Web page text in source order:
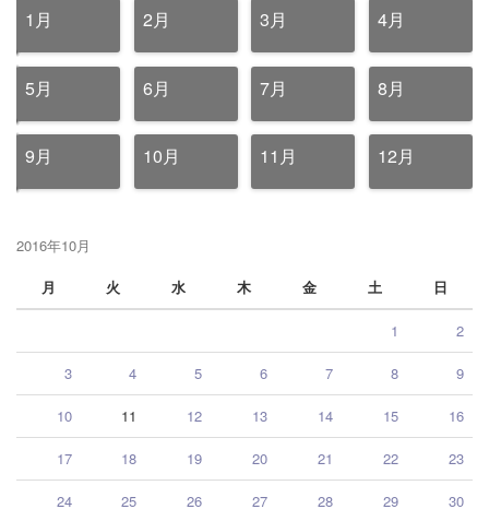
1月 2月 3月 4月
5月 6月 7月 8月
9月 10月 11月 12月
2016年10月
月
火 水 木 金 土 日
1 2
3 4 5 6 7 8 9
10 11 12 13 14 15 16
17 18 19 20 21 22 23
24 25 26 27 28 29 30